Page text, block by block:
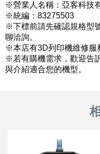
※營業人名稱：亞客科技
※統編：83275503
※下標前請先確認規格型
聊洽詢。
※本店有3D列印機維修服
※若有購機需求，歡迎告
與介紹適合您的機型。